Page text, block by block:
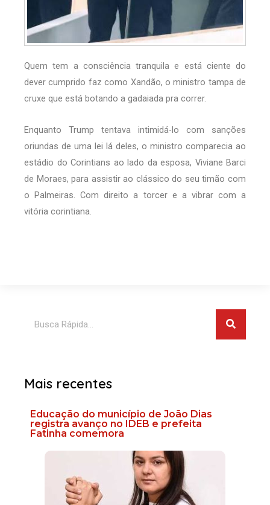
Quem tem a consciência tranquila e está ciente do
dever cumprido faz como Xandão, o ministro tampa de
cruxe que está botando a gadaiada pra correr.
Enquanto Trump tentava intimidá-lo com sanções
oriundas de uma lei lá deles, o ministro comparecia ao
estádio do Corintians ao lado da esposa, Viviane Barci
de Moraes, para assistir ao clássico do seu timão com
o Palmeiras. Com direito a torcer e a vibrar com a
vitória corintiana.
Mais recentes
Educação do município de João Dias
registra avanço no IDEB e prefeita
Fatinha comemora